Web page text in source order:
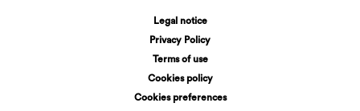
Legal notice
Privacy Policy
Terms of use
Cookies policy
Cookies preferences